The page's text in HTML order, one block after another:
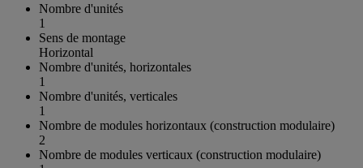
Nombre d'unités
1
Sens de montage
Horizontal
Nombre d'unités, horizontales
1
Nombre d'unités, verticales
1
Nombre de modules horizontaux (construction modulaire)
2
Nombre de modules verticaux (construction modulaire)